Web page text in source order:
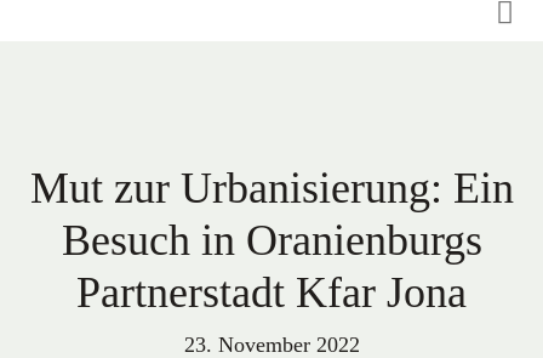
Mut zur Urbanisierung: Ein
Besuch in Oranienburgs
Partnerstadt Kfar Jona
23. November 2022